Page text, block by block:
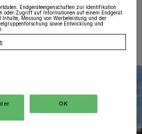
Eine Minute Lesezeit
Endgeräteeigenschaften zur Identifikation
oder Zugriff auf Informationen auf einem Endgerät.
Inhalte, Messung von Werbeleistung und der
sowie Entwicklung und
OK